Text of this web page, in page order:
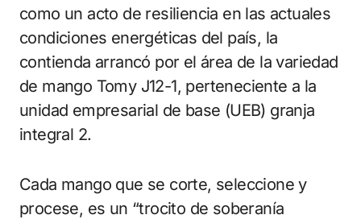
como un acto de resiliencia en las actuales
condiciones energéticas del país, la
contienda arrancó por el área de la variedad
de mango Tomy J12-1, perteneciente a la
unidad empresarial de base (UEB) granja
integral 2.
Cada mango que se corte, seleccione y
procese, es un “trocito de soberanía